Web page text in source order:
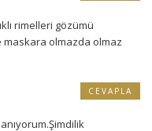
rimelleri gözümü
maskara olmazda olmaz
CEVAPLA